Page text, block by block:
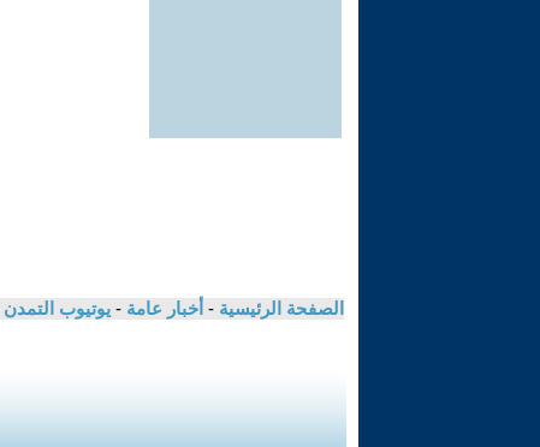
الصفحة الرئيسية - أخبار عامة - يوتيوب التمدن